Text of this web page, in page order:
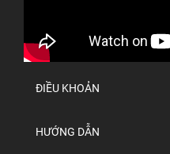
ĐIỀU KHOẢN
HƯỚNG DẪN